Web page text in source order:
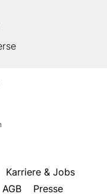
Karriere & Jobs
AGB Presse